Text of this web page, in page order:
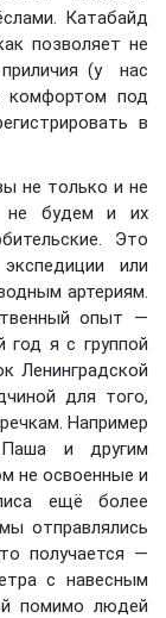
Катабайд
позволяет не
(у нас
под
в
не только и не
не будем и их
Это
или
артериям.
опыт —
я с группой
Ленинградской
для того,
Например
и другим
не освоенные и
ещё более
отправлялись
получается —
с навесным
помимо людей